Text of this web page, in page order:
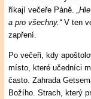
říkají večeře Páně.
a pro všechny.“V ten
zapření.
Po večeři, kdy
místo, které učedníci
často. Zahrada
Božího. Strach, který